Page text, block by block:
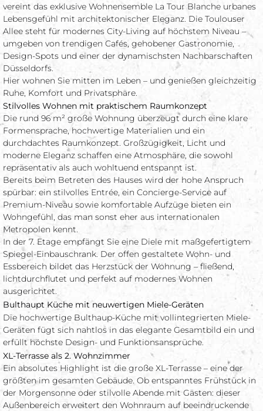
vereint das exklusive Wohnensemble La Tour Blanche urbanes
Lebensgefühl mit architektonischer Eleganz. Die Toulouser
Allee steht für modernes City-Living auf höchstem Niveau –
umgeben von trendigen Cafés, gehobener Gastronomie,
Design-Spots und einer der dynamischsten Nachbarschaften
Düsseldorfs.
Hier wohnen Sie mitten im Leben – und genießen gleichzeitig
Ruhe, Komfort und Privatsphäre.
Stilvolles Wohnen mit praktischem Raumkonzept
Die rund 96 m² große Wohnung überzeugt durch eine klare
Formensprache, hochwertige Materialien und ein
durchdachtes Raumkonzept. Großzügigkeit, Licht und
moderne Eleganz schaffen eine Atmosphäre, die sowohl
repräsentativ als auch wohltuend entspannt ist.
Bereits beim Betreten des Hauses wird der hohe Anspruch
spürbar: ein stilvolles Entrée, ein Concierge-Service auf
Premium-Niveau sowie komfortable Aufzüge bieten ein
Wohngefühl, das man sonst eher aus internationalen
Metropolen kennt.
In der 7. Etage empfängt Sie eine Diele mit maßgefertigtem
Spiegel-Einbauschrank. Der offen gestaltete Wohn- und
Essbereich bildet das Herzstück der Wohnung – fließend,
lichtdurchflutet und perfekt auf modernes Wohnen
ausgerichtet.
Bulthaupt Küche mit neuwertigen Miele-Geräten
Die hochwertige Bulthaup-Küche mit vollintegrierten Miele-
Geräten fügt sich nahtlos in das elegante Gesamtbild ein und
erfüllt höchste Design- und Funktionsansprüche.
XL-Terrasse als 2. Wohnzimmer
Ein absolutes Highlight ist die große XL-Terrasse – eine der
größten im gesamten Gebäude. Ob entspanntes Frühstück in
der Morgensonne oder stilvolle Abende mit Gästen: dieser
Außenbereich erweitert den Wohnraum auf beeindruckende